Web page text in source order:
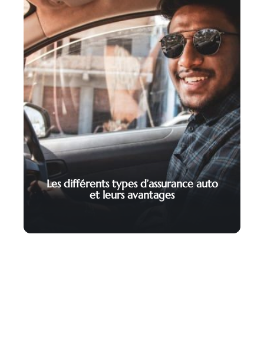
Les différents types d’assurance auto
et leurs avantages